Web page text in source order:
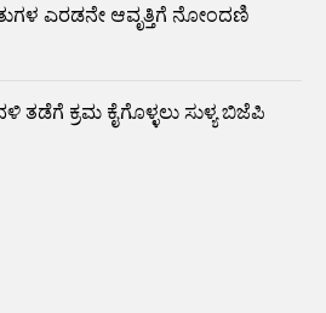
ಎರಡನೇ ಆವೃತ್ತಿಗೆ ನೋಂದಣಿ
ತಡೆಗೆ ಕ್ರಮ ಕೈಗೊಳ್ಳಲು ಸುಳ್ಯ ಬಿಜೆಪಿ